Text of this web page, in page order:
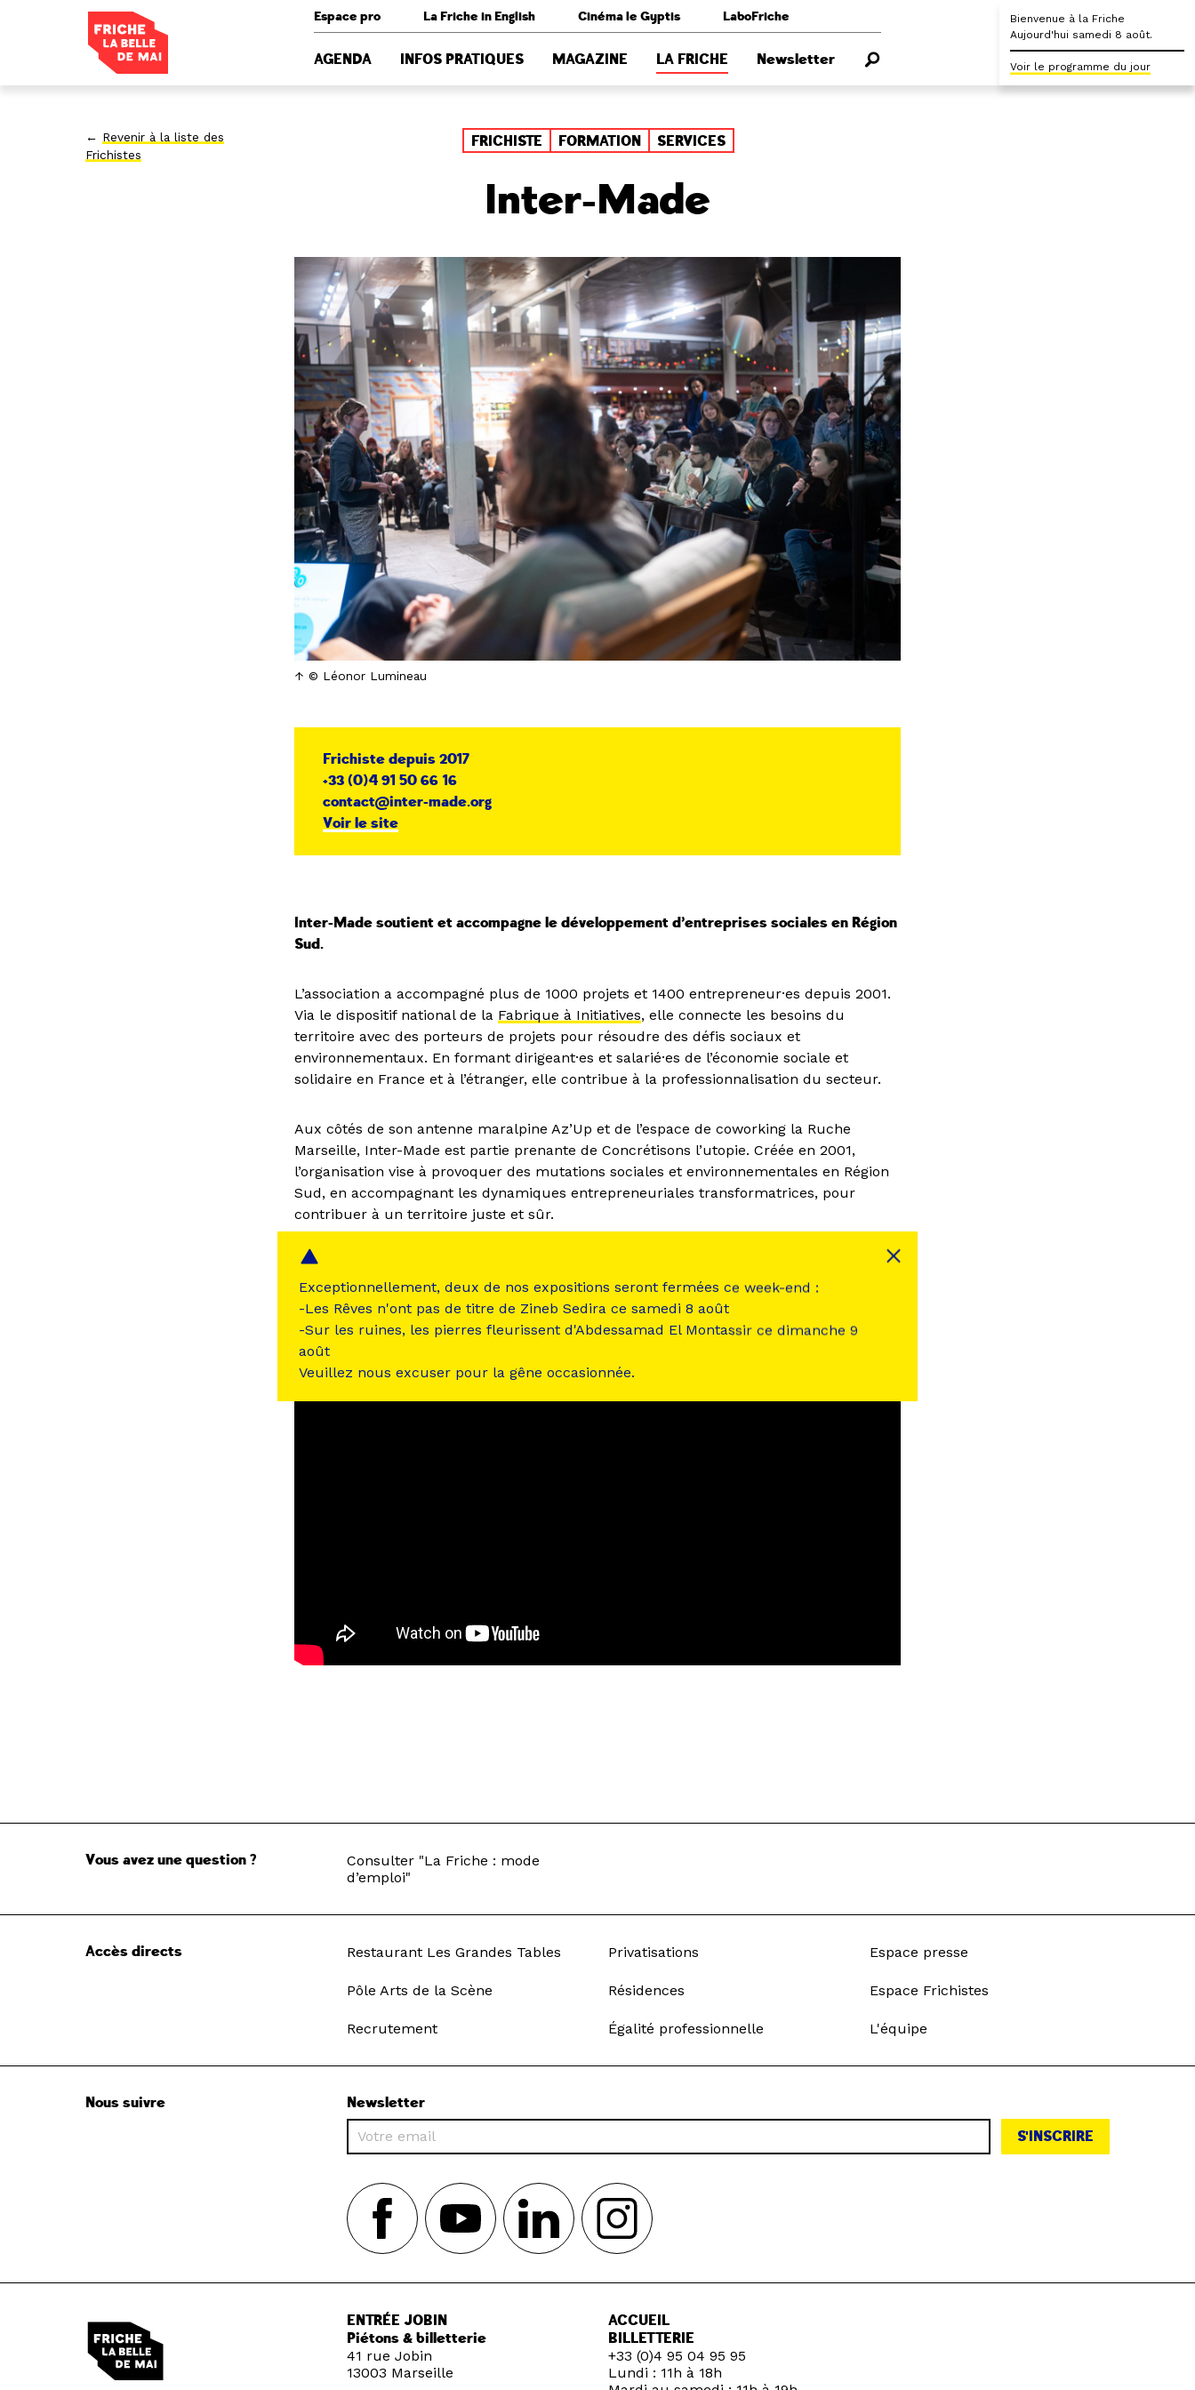
Espace pro La Friche in English Cinéma le Gyptis LaboFriche
AGENDA INFOS PRATIQUES MAGAZINE LA FRICHE Newsletter
Bienvenue à la Friche
Aujourd'hui samedi 8 août.
Voir le programme du jour
← Revenir à la liste des
Frichistes
FRICHISTE FORMATION SERVICES
Inter-Made
© Léonor Lumineau
Frichiste depuis 2017
+33 (0)4 91 50 66 16
contact@inter-made.org
Voir le site
Inter-Made soutient et accompagne le développement d’entreprises sociales en Région
Sud.
L’association a accompagné plus de 1000 projets et 1400 entrepreneur·es depuis 2001.
Via le dispositif national de la Fabrique à Initiatives, elle connecte les besoins du
territoire avec des porteurs de projets pour résoudre des défis sociaux et
environnementaux. En formant dirigeant·es et salarié·es de l’économie sociale et
solidaire en France et à l’étranger, elle contribue à la professionnalisation du secteur.
Aux côtés de son antenne maralpine Az’Up et de l’espace de coworking la Ruche
Marseille, Inter-Made est partie prenante de Concrétisons l’utopie. Créée en 2001,
l’organisation vise à provoquer des mutations sociales et environnementales en Région
Sud, en accompagnant les dynamiques entrepreneuriales transformatrices, pour
contribuer à un territoire juste et sûr.
Date de création : 2001
Date d’implantation à la Friche : 2017
Exceptionnellement, deux de nos expositions seront fermées ce week-end :
-Les Rêves n'ont pas de titre de Zineb Sedira ce samedi 8 août
-Sur les ruines, les pierres fleurissent d'Abdessamad El Montassir ce dimanche 9
août
Veuillez nous excuser pour la gêne occasionnée.
Vous avez une question ?
Consulter "La Friche : mode
d’emploi"
Accès directs Restaurant Les Grandes Tables Privatisations Espace presse
Pôle Arts de la Scène Résidences Espace Frichistes
Recrutement Égalité professionnelle L'équipe
Nous suivre
Newsletter
S'INSCRIRE
ENTRÉE JOBIN
Piétons & billetterie
41 rue Jobin
13003 Marseille
ACCUEIL
BILLETTERIE
+33 (0)4 95 04 95 95
Lundi : 11h à 18h
Panneau de gestion des cookies